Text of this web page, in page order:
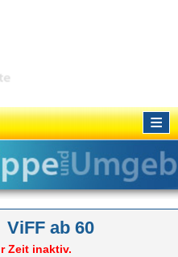
≡
ab 60
Zeit inaktiv.